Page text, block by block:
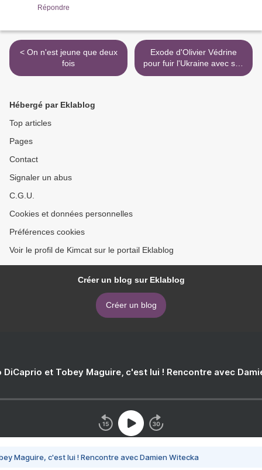
Répondre
< On n'est jeune que deux
fois
Exode d'Olivier Védrine
pour fuir l'Ukraine avec ses
2 chats >
Hébergé par Eklablog
Top articles
Pages
Contact
Signaler un abus
C.G.U.
Cookies et données personnelles
Préférences cookies
Voir le profil de Kimcat sur le portail Eklablog
Créer un blog sur Eklablog
Créer un blog
DiCaprio et Tobey Maguire, c'est lui ! Rencontre avec
Maguire, c'est lui ! Rencontre avec Damien Witecka